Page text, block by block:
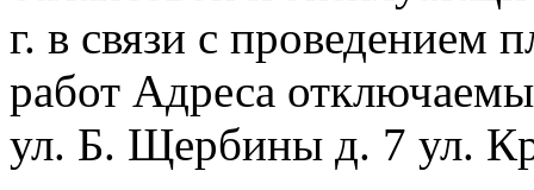
г. в связи с проведением
работ Адреса
ул. Б. Щербины д. 7 ул.